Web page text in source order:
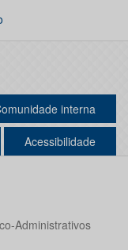
interna
Acessibilidade
Administrativos